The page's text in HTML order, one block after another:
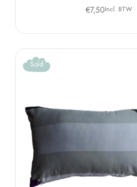
€7,50Incl. BTW
Sold